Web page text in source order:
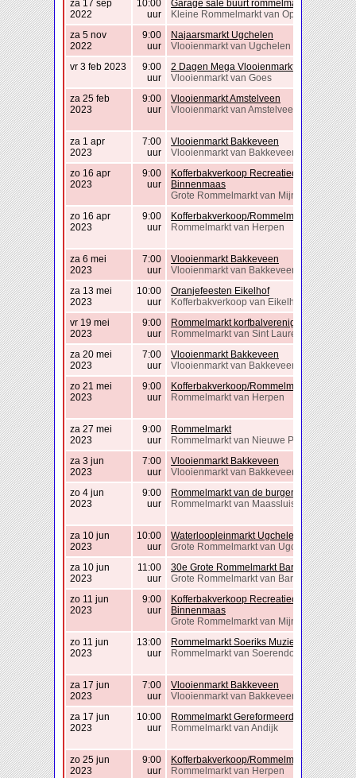
za 17 sep
2022
10:00
uur
Garage sale buurt rommelmarkt
Kleine Rommelmarkt van Opheusden
za 5 nov
2022
9:00
uur
Najaarsmarkt Ugchelen
Vlooienmarkt van Ugchelen
vr 3 feb 2023
9:00
uur
2 Dagen Mega Vlooienmarkt Goes
Vlooienmarkt van Goes
za 25 feb
2023
9:00
uur
Vlooienmarkt Amstelveen
Vlooienmarkt van Amstelveen
za 1 apr
2023
7:00
uur
Vlooienmarkt Bakkeveen
Vlooienmarkt van Bakkeveen
zo 16 apr
2023
9:00
uur
Kofferbakverkoop Recreatieoord
Binnenmaas
Grote Rommelmarkt van Mijnsheerenland
zo 16 apr
2023
9:00
uur
Kofferbakverkoop/Rommelmarkt Herpen
Rommelmarkt van Herpen
za 6 mei
2023
7:00
uur
Vlooienmarkt Bakkeveen
Vlooienmarkt van Bakkeveen
za 13 mei
2023
10:00
uur
Oranjefeesten Eikelhof
Kofferbakverkoop van Eikelhof
vr 19 mei
2023
9:00
uur
Rommelmarkt korfbalvereniging Ondo
Rommelmarkt van Sint Laurens
za 20 mei
2023
7:00
uur
Vlooienmarkt Bakkeveen
Vlooienmarkt van Bakkeveen
zo 21 mei
2023
9:00
uur
Kofferbakverkoop/Rommelmarkt Herpen
Rommelmarkt van Herpen
za 27 mei
2023
9:00
uur
Rommelmarkt
Rommelmarkt van Nieuwe Pekela
za 3 jun
2023
7:00
uur
Vlooienmarkt Bakkeveen
Vlooienmarkt van Bakkeveen
zo 4 jun
2023
9:00
uur
Rommelmarkt van de burgemeesterswijk
Rommelmarkt van Maassluis
za 10 jun
2023
10:00
uur
Waterloopleinmarkt Ugchelen
Grote Rommelmarkt van Ugchelen
za 10 jun
2023
11:00
uur
30e Grote Rommelmarkt Barchem
Grote Rommelmarkt van Barchem
zo 11 jun
2023
9:00
uur
Kofferbakverkoop Recreatieoord
Binnenmaas
Grote Rommelmarkt van Mijnsheerenland
zo 11 jun
2023
13:00
uur
Rommelmarkt Soeriks Muziek Gezelschap
Rommelmarkt van Soerendonk
za 17 jun
2023
7:00
uur
Vlooienmarkt Bakkeveen
Vlooienmarkt van Bakkeveen
za 17 jun
2023
10:00
uur
Rommelmarkt Gereformeerde Kerk Andijk
Rommelmarkt van Andijk
zo 25 jun
2023
9:00
uur
Kofferbakverkoop/Rommelmarkt Herpen
Rommelmarkt van Herpen